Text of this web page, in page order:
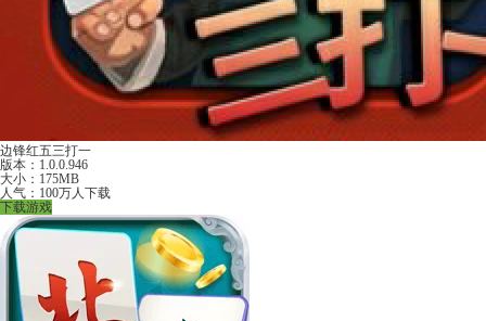
边锋红五三打一
版本：1.0.0.946
大小：175MB
人气：100万人下载
下载游戏